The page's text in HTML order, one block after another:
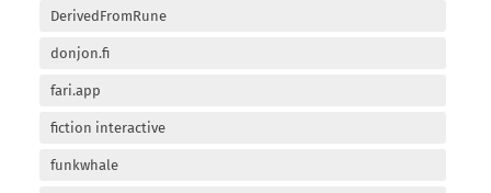
DerivedFromRune
donjon.fi
fari.app
fiction interactive
funkwhale